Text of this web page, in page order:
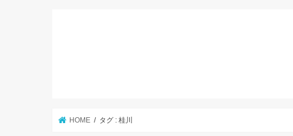
HOME タグ : 桂川